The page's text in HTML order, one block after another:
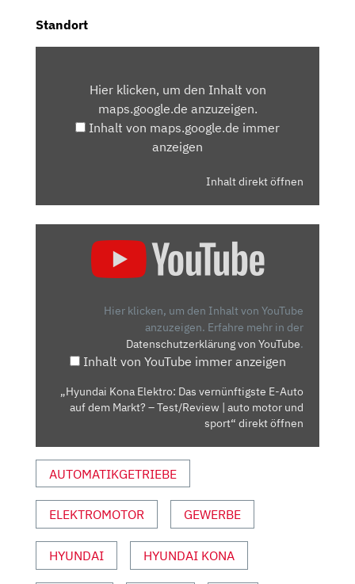
Standort
MAPS.GOOGLE.DEHier klicken, um den Inhalt von
maps.google.de anzuzeigen.
Inhalt von maps.google.de immer
anzeigen
Inhalt direkt öffnen
ELEKTRO:
VERNÜNFTIGSTE
MARKT?
|
AUTO
MOTOR
UND
VON
YOUTUBE
Hier klicken, um den Inhalt von YouTube
anzuzeigen. Erfahre mehr in der
Datenschutzerklärung von YouTube.
Inhalt von YouTube immer anzeigen
„Hyundai Kona Elektro: Das vernünftigste E-Auto
auf dem Markt? – Test/Review | auto motor und
sport“ direkt öffnen
AUTOMATIKGETRIEBE
ELEKTROMOTOR GEWERBE
HYUNDAI HYUNDAI KONA